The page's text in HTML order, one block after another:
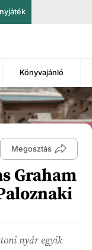
Könyvajánló
Megosztás
Graham
nyár egyik